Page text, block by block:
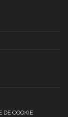
DE COOKIE